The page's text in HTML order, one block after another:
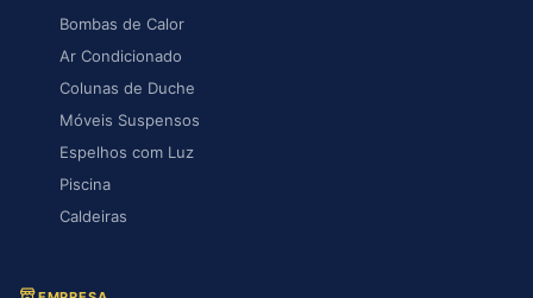
Bombas de Calor
Ar Condicionado
Colunas de Duche
Móveis Suspensos
Espelhos com Luz
Piscina
Caldeiras